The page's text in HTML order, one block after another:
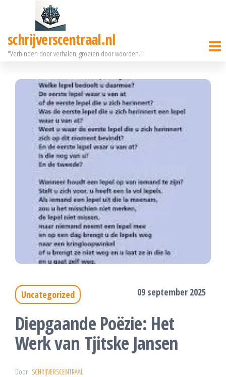
deschrijverscentraal.nl
"Verbinden door verhalen, groeien door woorden."
Uncategorized 09 september 2025
Diepgaande Poëzie: Het
Werk van Tjitske Jansen
Door SCHRIJVERSCENTRAAL